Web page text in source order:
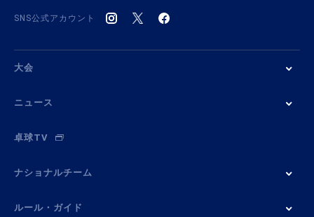
SNS公式アカウント
大会
ニュース
卓球TV
ナショナルチーム
ルール・ガイド